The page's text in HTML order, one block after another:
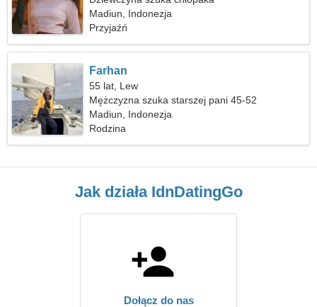
Madiun, Indonezja
Przyjaźń
Farhan
55 lat, Lew
Mężczyzna szuka starszej pani 45-52
Madiun, Indonezja
Rodzina
Jak działa IdnDatingGo
Dołącz do nas